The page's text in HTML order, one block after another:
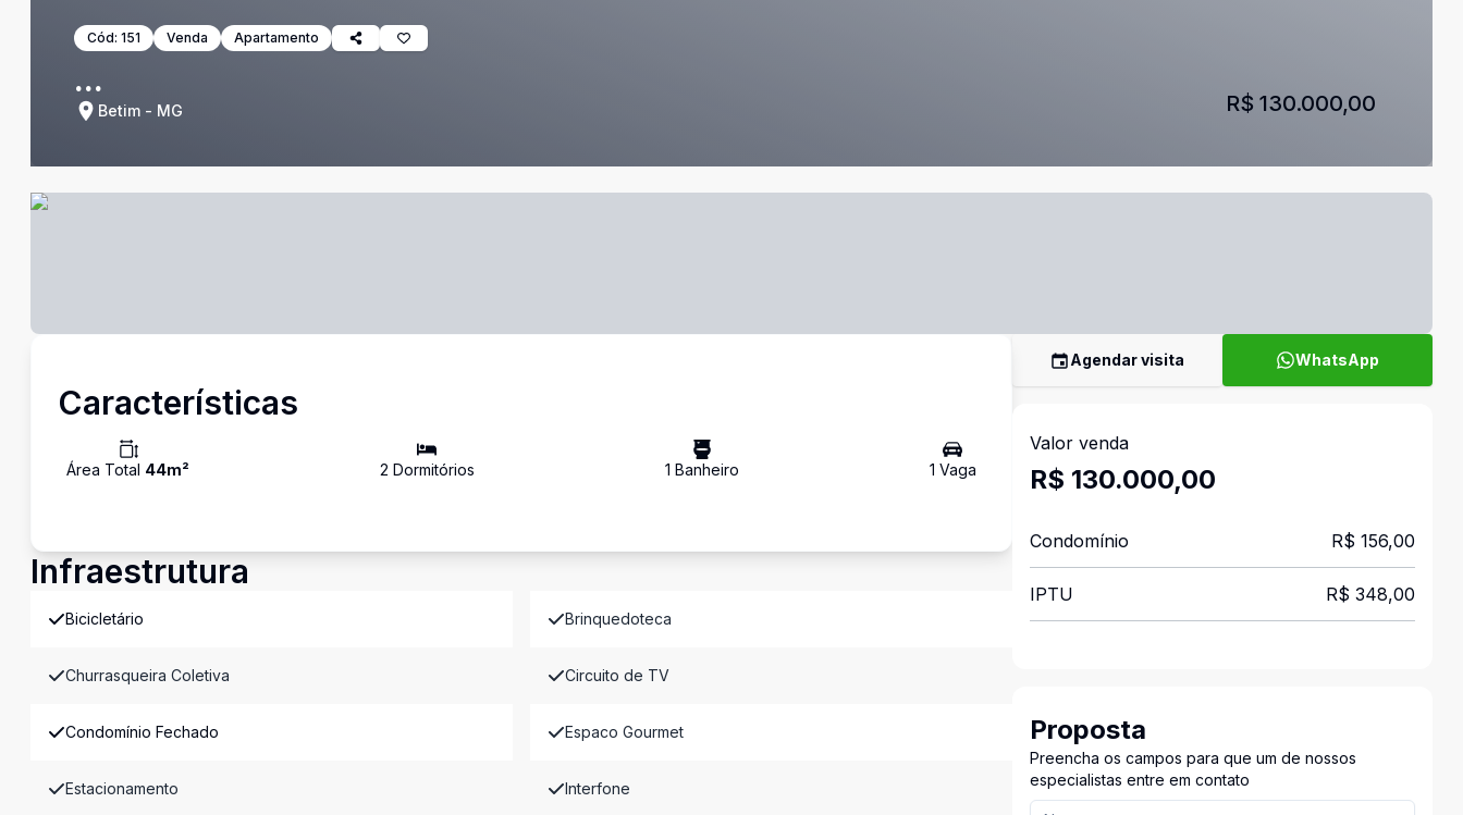
Cód: 151 Venda Apartamento
...
Betim - MG R$ 130.000,00
Características
Área Total 44m² 2 Dormitórios 1 Banheiro 1 Vaga
Infraestrutura
Bicicletário Brinquedoteca
Churrasqueira Coletiva Circuito de TV
Condomínio Fechado Espaco Gourmet
Estacionamento Interfone
Agendar visita WhatsApp
Valor venda
R$ 130.000,00
Condomínio R$ 156,00
IPTU R$ 348,00
Proposta
Preencha os campos para que um de nossos
especialistas entre em contato